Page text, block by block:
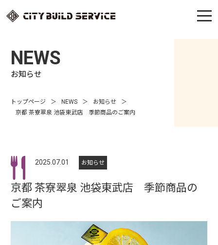
NEWS
お知らせ
トップページ NEWS
お知らせ
京都 茶寮翠泉 池袋東武店 季節商品のご案内
2025.07.01 お知らせ
京都 茶寮翠泉 池袋東武店 季節商品の
ご案内